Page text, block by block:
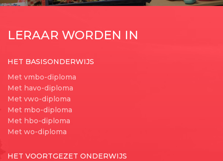
LERAAR WORDEN IN
HET BASISONDERWIJS
Met vmbo-diploma
Met havo-diploma
Met vwo-diploma
Met mbo-diploma
Met hbo-diploma
Met wo-diploma
HET VOORTGEZET ONDERWIJS